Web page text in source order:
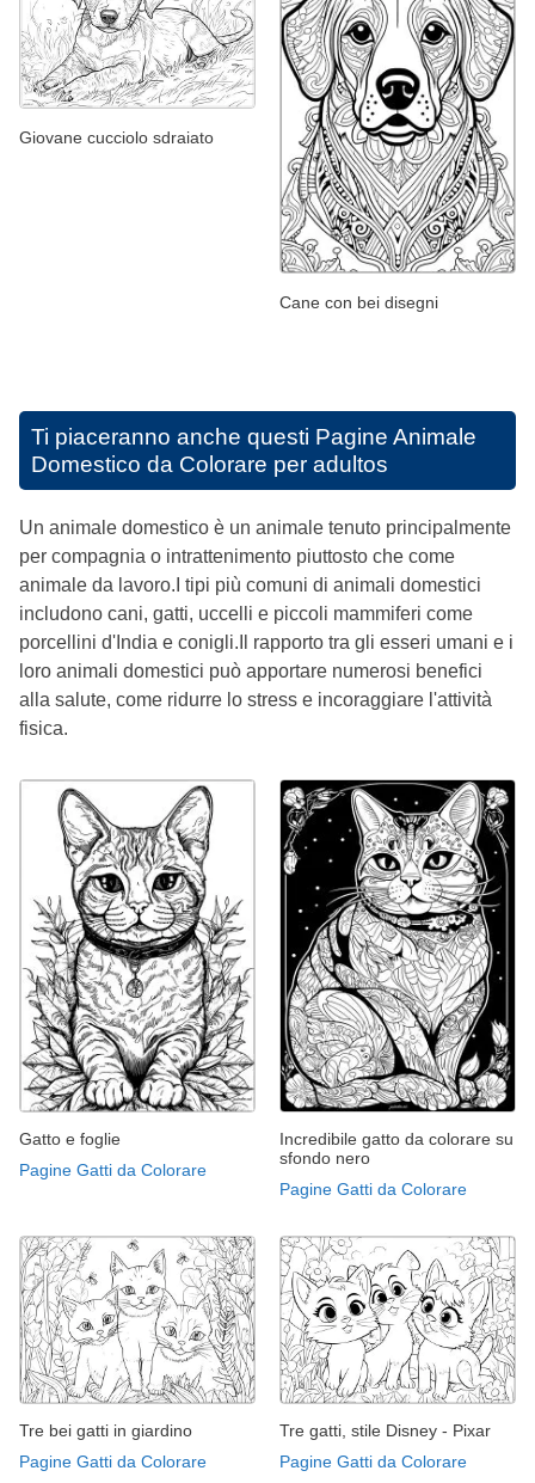
Giovane cucciolo sdraiato
Cane con bei disegni
Ti piaceranno anche questi Pagine Animale
Domestico da Colorare per adultos
Un animale domestico è un animale tenuto principalmente
per compagnia o intrattenimento piuttosto che come
animale da lavoro.I tipi più comuni di animali domestici
includono cani, gatti, uccelli e piccoli mammiferi come
porcellini d'India e conigli.Il rapporto tra gli esseri umani e i
loro animali domestici può apportare numerosi benefici
alla salute, come ridurre lo stress e incoraggiare l'attività
fisica.
Gatto e foglie
Pagine Gatti da Colorare
Incredibile gatto da colorare su
sfondo nero
Pagine Gatti da Colorare
Tre bei gatti in giardino
Pagine Gatti da Colorare
Tre gatti, stile Disney - Pixar
Pagine Gatti da Colorare